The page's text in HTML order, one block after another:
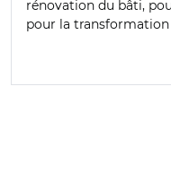
rénovation du bâti,
pour la